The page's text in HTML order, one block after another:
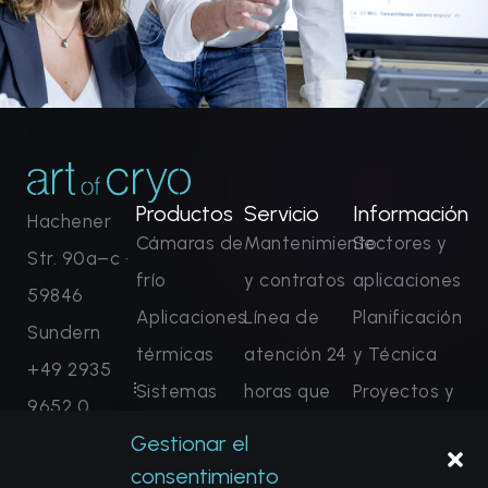
Gestionar el
consentimiento
Hachener
Str. 90a–c ·
59846
Sundern
+49 2935
9652 0
contact@ar
tofcryo.com
Productos
Cámaras de
frío
Aplicaciones
térmicas
Sistemas
Soluciones
Servicio
Mantenimiento
y contratos
Línea de
atención 24
horas que
Monitoreo
Información
Sectores y
aplicaciones
Planificación
y Técnica
Proyectos y